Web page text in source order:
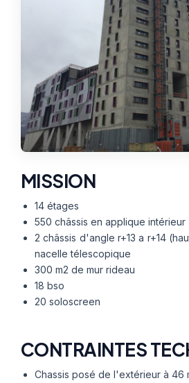
ACTUALITÉS
CONTACT
ETRE
MISSION
14 étages
550 châssis en applique intérieur
2 châssis d'angle r+13 a r+14
nacelle télescopique
300 m2 de mur rideau
18 bso
20 soloscreen
CONTRAINTES
Chassis posé de l'extérieur à 46